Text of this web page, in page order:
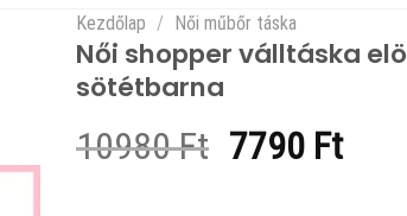
Kezdőlap / Női műbőr táska
Női shopper válltáska
sötétbarna
10980Ft Original
7790 Ft